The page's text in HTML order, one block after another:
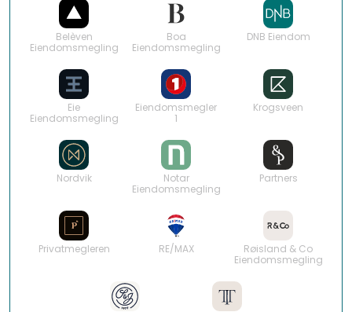
Belèven
Eiendomsmegling
Boa
Eiendomsmegling
DNB Eiendom
Eie
Eiendomsmegling
Eiendomsmegler
1
Krogsveen
Nordvik
Notar
Eiendomsmegling
Partners
Privatmegleren RE/MAX
Røisland & Co
Eiendomsmegling